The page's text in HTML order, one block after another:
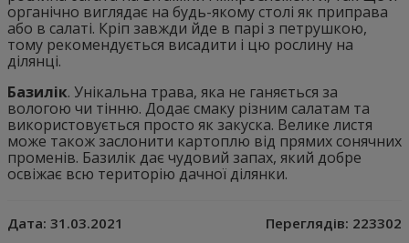
органічно виглядає на будь-якому столі як приправа
або в салаті. Кріп завжди йде в парі з петрушкою,
тому рекомендується висадити і цю рослину на
ділянці.
Базилік. Унікальна трава, яка не ганяється за
вологою чи тінню. Додає смаку різним салатам та
використовується просто як закуска. Велике листя
може також заслонити картоплю від прямих сонячних
променів. Базилік дає чудовий запах, який добре
освіжає всю територію дачної ділянки.
Дата: 31.03.2021 Переглядів: 223302